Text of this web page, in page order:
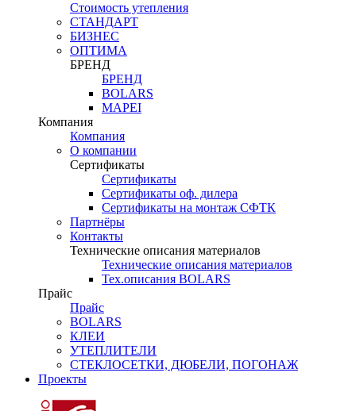
Стоимость утепления
СТАНДАРТ
БИЗНЕС
ОПТИМА
БРЕНД
БРЕНД
BOLARS
MAPEI
Компания
Компания
О компании
Сертификаты
Сертификаты
Сертификаты оф. дилера
Сертификаты на монтаж СФТК
Партнёры
Контакты
Технические описания материалов
Технические описания материалов
Тех.описания BOLARS
Прайс
Прайс
BOLARS
КЛЕИ
УТЕПЛИТЕЛИ
СТЕКЛОСЕТКИ, ДЮБЕЛИ, ПОГОНАЖ
Проекты